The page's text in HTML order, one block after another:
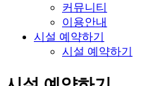
커뮤니티
이용안내
시설 예약하기
시설 예약하기